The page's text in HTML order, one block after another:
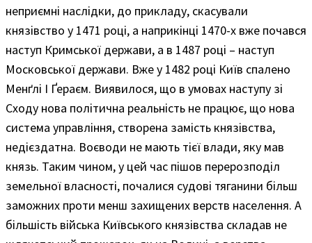
неприємні наслідки, до прикладу, скасували
князівство у 1471 році, а наприкінці 1470-х вже почався
наступ Кримської держави, а в 1487 році – наступ
Московської держави. Вже у 1482 році Київ спалено
Менґлі I Ґераєм. Виявилося, що в умовах наступу зі
Сходу нова політична реальність не працює, що нова
система управління, створена замість князівства,
недієздатна. Воєводи не мають тієї влади, яку мав
князь. Таким чином, у цей час пішов перерозподіл
земельної власності, почалися судові тяганини більш
заможних проти менш захищених верств населення. А
більшість війська Київського князівства складав не